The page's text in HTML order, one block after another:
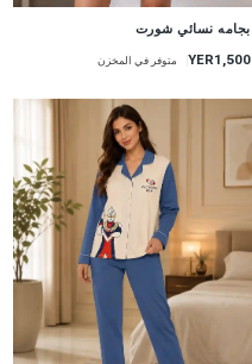
جديد
بجامه نسائي شورت
YER1,500 متوفر في المخزن